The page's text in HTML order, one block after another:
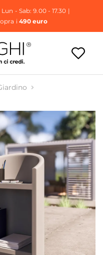
- Sab: 9.00 - 17.30 |
i 490 euro